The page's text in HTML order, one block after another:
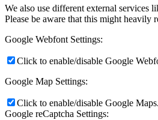
We also use different external services
Please be aware that this might heavily
Google Webfont Settings:
Click to enable/disable Google
Google Map Settings:
Click to enable/disable Google Maps.
Google reCaptcha Settings: